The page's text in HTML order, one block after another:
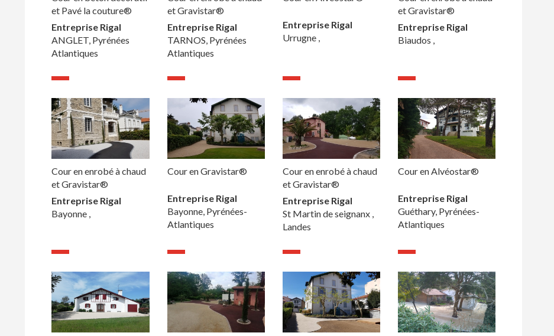
et Pavé la couture®
Entreprise Rigal
ANGLET, Pyrénées
Atlantiques
et Gravistar®
Entreprise Rigal
TARNOS, Pyrénées
Atlantiques
Entreprise Rigal
Urrugne ,
et Gravistar®
Entreprise Rigal
Biaudos ,
Cour en enrobé à chaud
et Gravistar®
Entreprise Rigal
Bayonne ,
Cour en Gravistar®
Entreprise Rigal
Bayonne, Pyrénées-
Atlantiques
Cour en enrobé à chaud
et Gravistar®
Entreprise Rigal
St Martin de seignanx ,
Landes
Cour en Alvéostar®
Entreprise Rigal
Guéthary, Pyrénées-
Atlantiques